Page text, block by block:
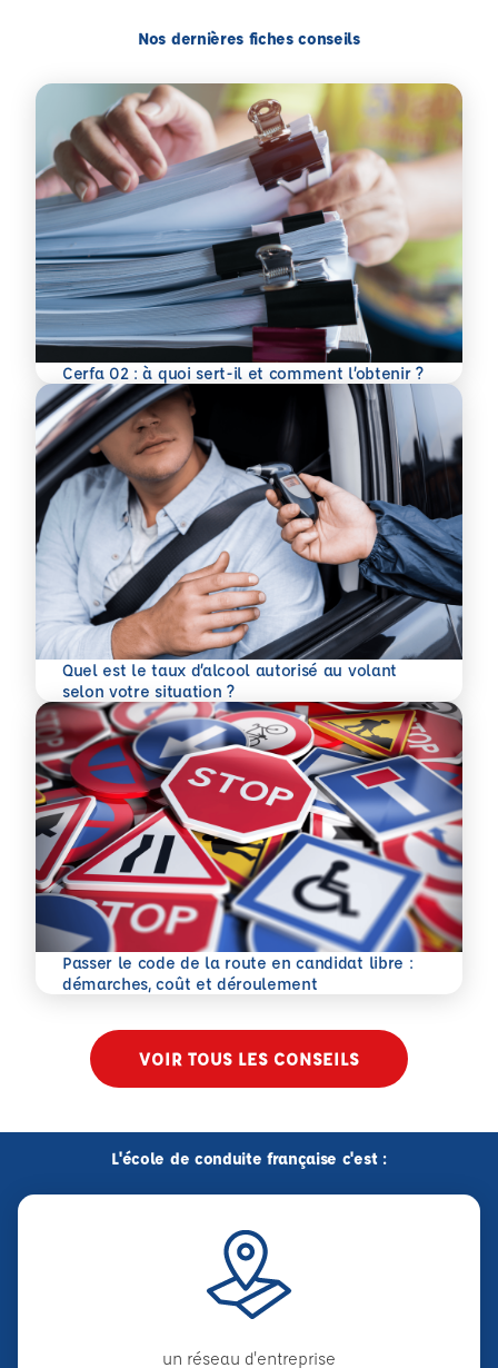
Nos dernières fiches conseils
Cerfa 02 : à quoi sert-il et comment l’obtenir ?
En savoir plus
Quel est le taux d’alcool autorisé au volant
selon votre situation ?
En savoir plus
Passer le code de la route en candidat libre :
démarches, coût et déroulement
En savoir plus
VOIR TOUS LES CONSEILS
L'école de conduite française c'est :
un réseau d'entreprise